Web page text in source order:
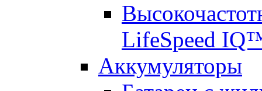
LifeSpeed
Аккумуляторы